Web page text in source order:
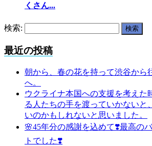
くさん...
検索:
最近の投稿
朝から、春の花を持って渋谷から
へ。
ウクライナ本国への支援を考えた
る人たちの手を渡っていかないと
いのかもしれないと思いました。
🌸45年分の感謝を込めて❣️最高の
トでした❣️